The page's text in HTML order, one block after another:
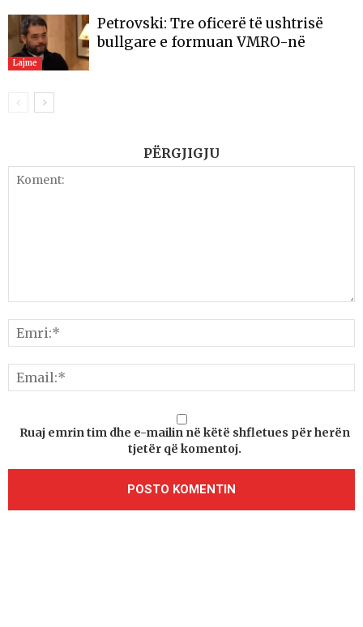
Lajme
Petrovski: Tre oficerë të ushtrisë
bullgare e formuan VMRO-në
PËRGJIGJU
Ruaj emrin tim dhe e-mailin në këtë shfletues për herën
tjetër që komentoj.